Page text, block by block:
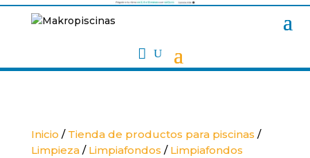

Inicio / Tienda de productos para piscinas /
Limpieza/ Limpiafondos / Limpiafondos